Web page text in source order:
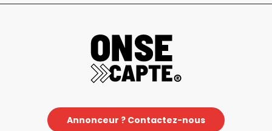
Annonceur ? Contactez-nous